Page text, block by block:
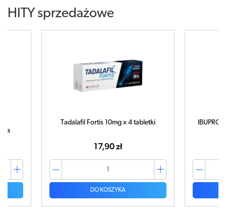
HITY sprzedażowe
Tadalafil Fortis 10mg x 4 tabletki
17,90 zł
DO KOSZYKA